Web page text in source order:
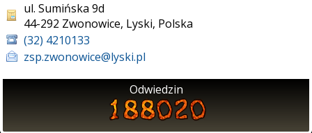
ul. Sumińska 9d
44-292 Zwonowice, Lyski, Polska
(32) 4210133
zsp.zwonowice@lyski.pl
Odwiedzin